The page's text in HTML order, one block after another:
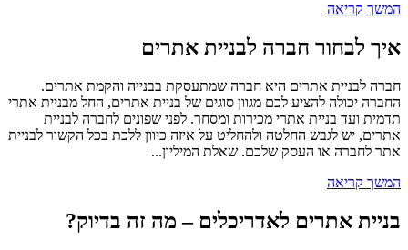
המשך קריאה
איך לבחור חברה לבניית אתרים
חברה לבניית אתרים היא חברה שמתעסקת בבנייה והקמת אתרים.
החברה יכולה להציע לכם מגוון סוגים של בניית אתרים, החל מבניית אתרי
תדמית ועד בניית אתרי מכירות ומסחר. לפני שפונים לחברה לבניית
אתרים, יש לגבש החלטה ולהחליט על איזה כיוון ללכת בכל הקשור לבניית
אתר לחברה או העסק שלכם. שאלת המיליון...
המשך קריאה
בניית אתרים לאדריכלים – מה זה בדיוק?